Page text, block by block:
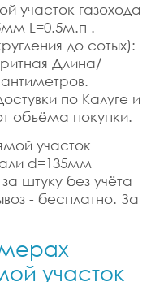
участок газохода
L=0.5м.п .
до сотых):
Длина/
по Калуге и
объёма покупки.
участок
d=135мм
штуку без учёта
- бесплатно. За
участок